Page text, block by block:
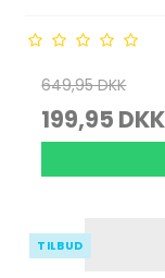
649,95 DKK
199,95 DKK
TILBUD